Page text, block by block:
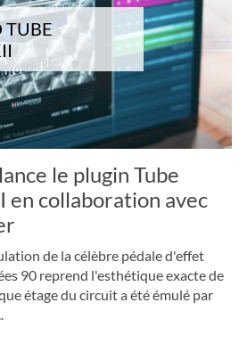
TUBE
le plugin Tube
en collaboration avec
de la célèbre pédale d'effet
90 reprend l'esthétique exacte de
étage du circuit a été émulé par